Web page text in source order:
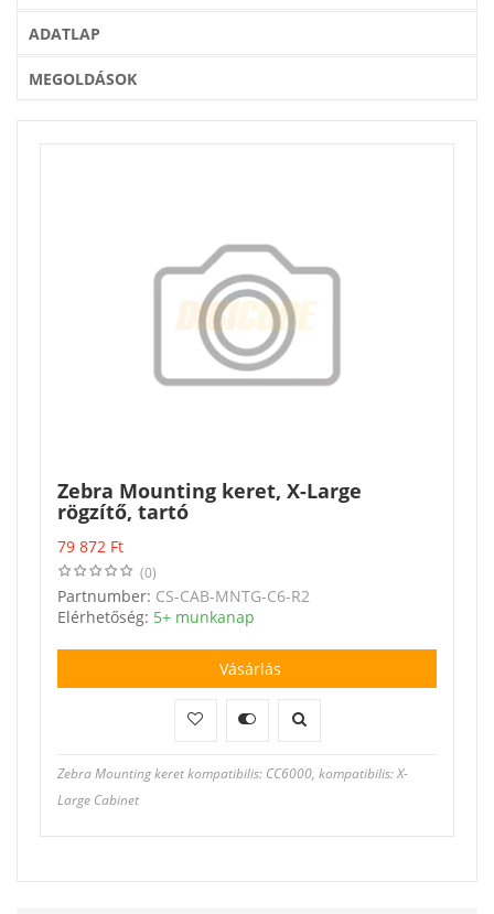
ADATLAP
MEGOLDÁSOK
Zebra Mounting keret, X-Large
rögzítő, tartó
79 872 Ft
(0)
Partnumber: CS-CAB-MNTG-C6-R2
Elérhetőség: 5+ munkanap
Vásárlás
Zebra Mounting keret kompatibilis: CC6000, kompatibilis: X-
Large Cabinet